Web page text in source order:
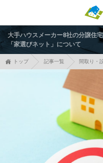
大手ハウスメーカー8社の分譲住
「家選びネット」について
トップ 記事一覧 間取り・